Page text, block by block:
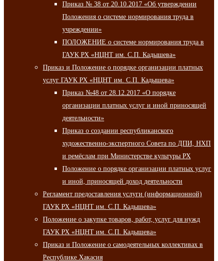
Приказ № 38 от 20.10.2017 «Об утверждении
Положения о системе нормирования труда в
учреждении»
ПОЛОЖЕНИЕ о системе нормирования труда в
ГАУК РХ «НЦНТ им. С.П. Кадышева»
Приказ и Положение о порядке организации платных
услуг ГАУК РХ «НЦНТ им. С.П. Кадышева»
Приказ №48 от 28.12.2017 «О порядке
организации платных услуг и иной приносящей
деятельности»
Приказ о создании республиканского
художественно-экспертного Совета по ДПИ, НХП
и ремёслам при Министерстве культуры РХ
Положение о порядке организации платных услуг
и иной, приносящей доход деятельности
Регламент предоставления услуги (информационной)
ГАУК РХ «НЦНТ им. С.П. Кадышева»
Положение о закупке товаров, работ, услуг для нужд
ГАУК РХ «НЦНТ им. С.П. Кадышева»
Приказ и Положение о самодеятельных коллективах в
Республике Хакасия